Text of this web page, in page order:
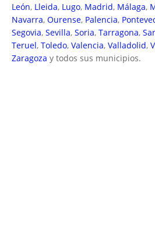
León, Lleida, Lugo, Madrid, Málaga,
Navarra, Ourense, Palencia,
Segovia, Sevilla, Soria, Tarragona,
Teruel, Toledo, Valencia, Valladolid,
Zaragoza y todos sus municipios.